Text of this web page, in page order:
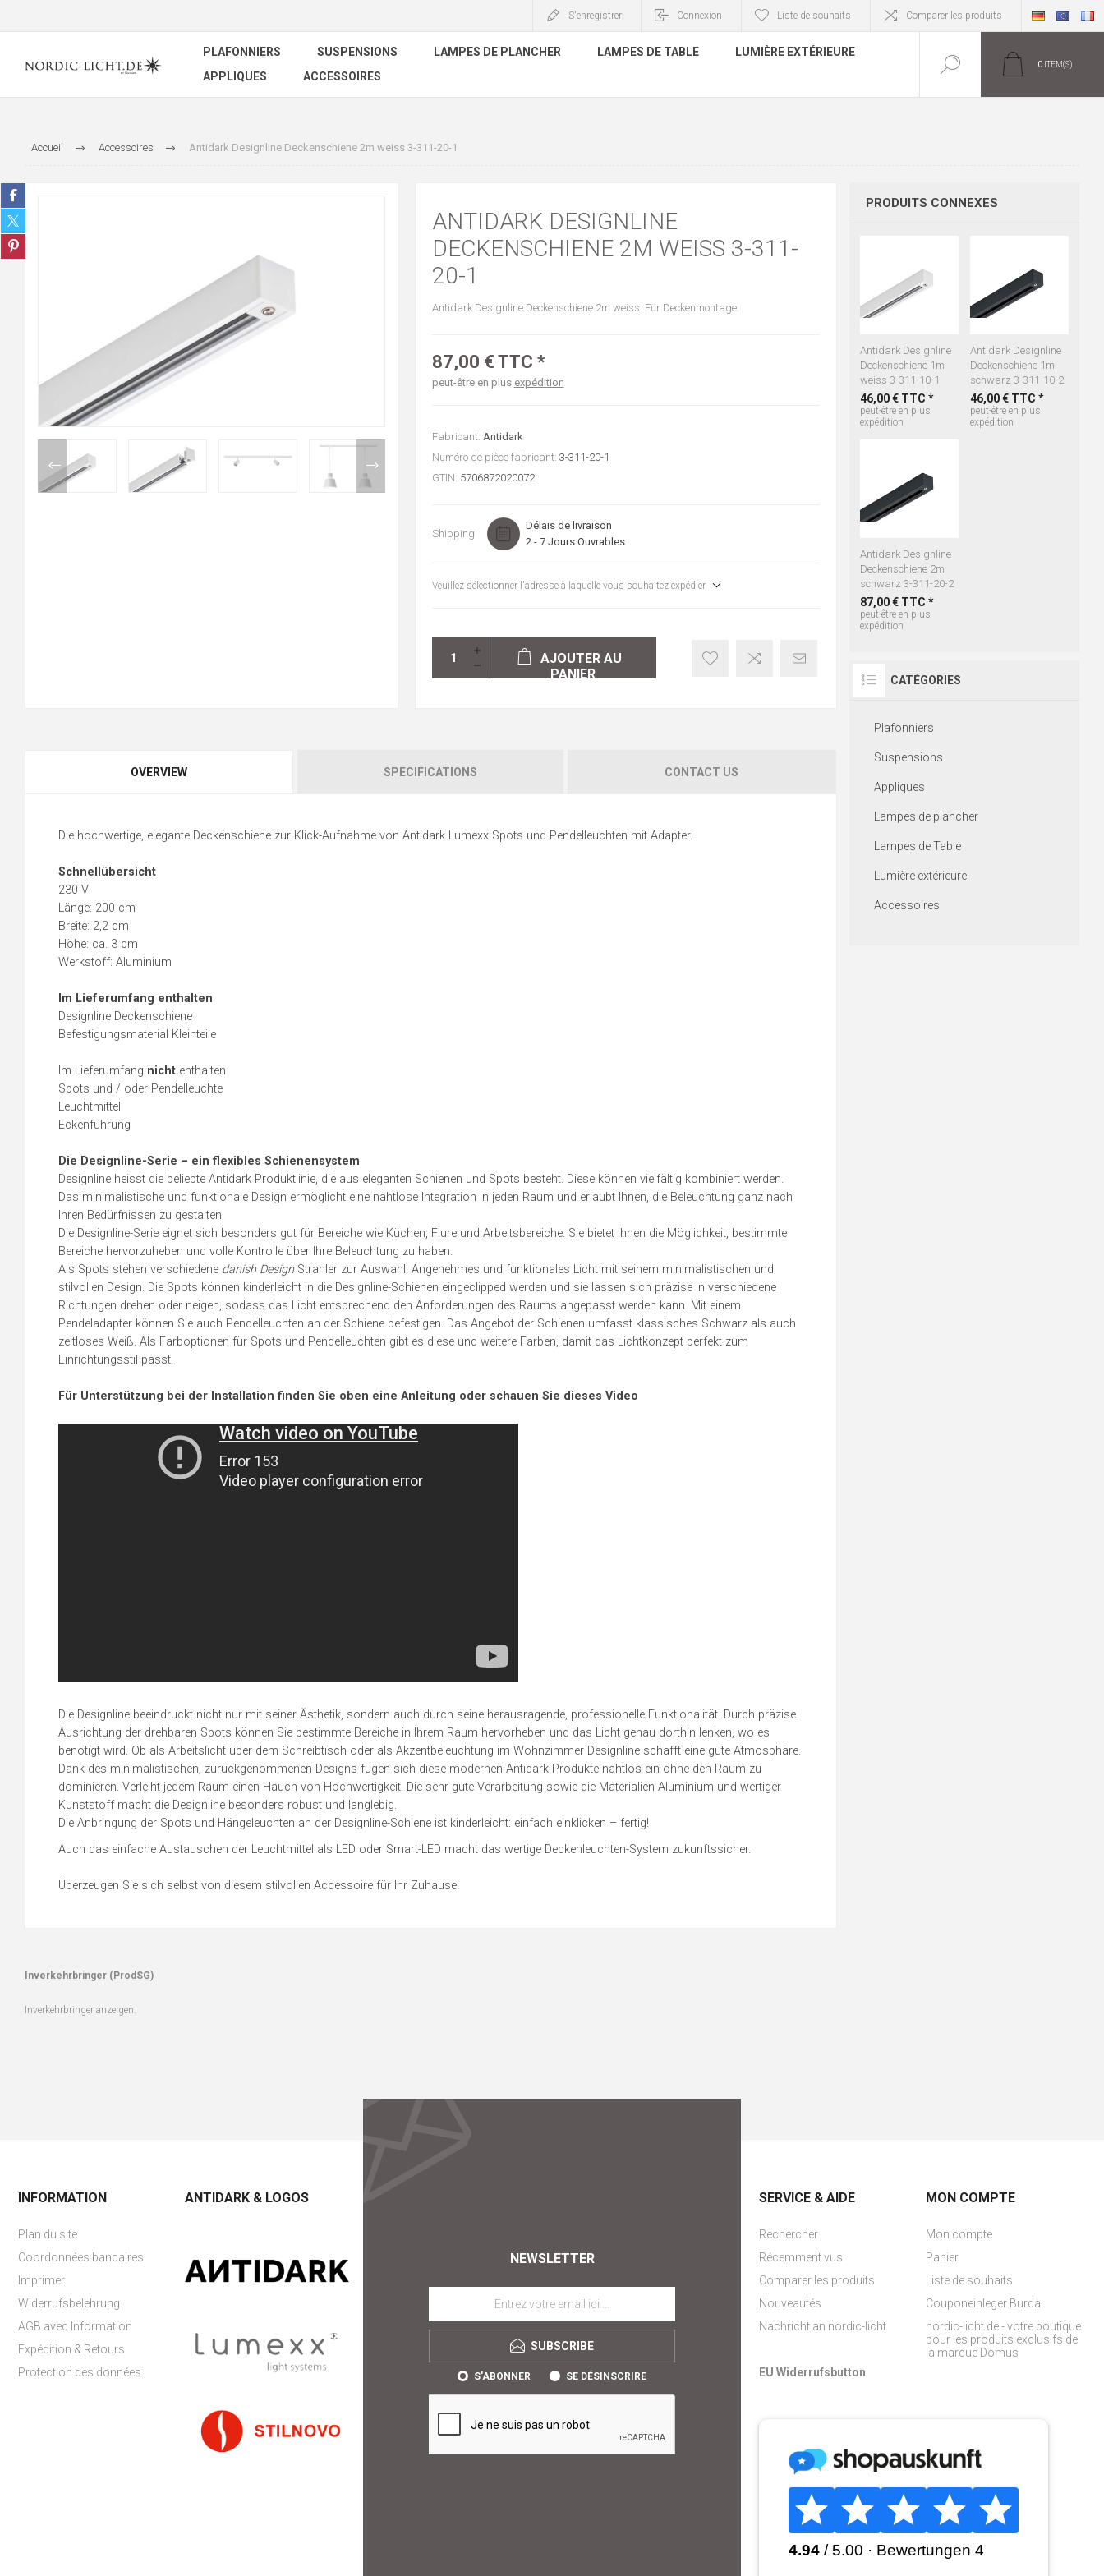
S'enregistrer Connexion Liste de souhaits Comparer les produits
PLAFONNIERS SUSPENSIONS LAMPES DE PLANCHER LAMPES DE TABLE
LUMIÈRE EXTÉRIEURE
APPLIQUES
ACCESSOIRES
0 ITEM(S)
Accueil Accessoires Antidark Designline Deckenschiene 2m weiss 3-311-20-1
ANTIDARK DESIGNLINE
DECKENSCHIENE 2M WEISS 3-311-
20-1
Antidark Designline Deckenschiene 2m weiss. Für Deckenmontage.
87,00 € TTC *
peut-être en plus expédition
Fabricant: Antidark
Numéro de pièce fabricant: 3-311-20-1
GTIN: 5706872020072
Shipping
Délais de livraison
2 - 7 Jours Ouvrables
Veuillez sélectionner l'adresse à laquelle vous souhaitez expédier
AJOUTER AU
PANIER
OVERVIEW SPECIFICATIONS CONTACT US
Die hochwertige, elegante Deckenschiene zur Klick-Aufnahme von Antidark Lumexx Spots und Pendelleuchten mit Adapter.
Schnellübersicht
230 V
Länge: 200 cm
Breite: 2,2 cm
Höhe: ca. 3 cm
Werkstoff: Aluminium
Im Lieferumfang enthalten
Designline Deckenschiene
Befestigungsmaterial Kleinteile
Im Lieferumfang nicht enthalten
Spots und / oder Pendelleuchte
Leuchtmittel
Eckenführung
Die Designline-Serie – ein flexibles Schienensystem
Designline heisst die beliebte Antidark Produktlinie, die aus eleganten Schienen und Spots besteht. Diese können vielfältig kombiniert werden.
Das minimalistische und funktionale Design ermöglicht eine nahtlose Integration in jeden Raum und erlaubt Ihnen, die Beleuchtung ganz nach
Ihren Bedürfnissen zu gestalten.
Die Designline-Serie eignet sich besonders gut für Bereiche wie Küchen, Flure und Arbeitsbereiche. Sie bietet Ihnen die Möglichkeit, bestimmte
Bereiche hervorzuheben und volle Kontrolle über Ihre Beleuchtung zu haben.
Als Spots stehen verschiedene danish DesignStrahler zur Auswahl. Angenehmes und funktionales Licht mit seinem minimalistischen und
stilvollen Design. Die Spots können kinderleicht in die Designline-Schienen eingeclipped werden und sie lassen sich präzise in verschiedene
Richtungen drehen oder neigen, sodass das Licht entsprechend den Anforderungen des Raums angepasst werden kann. Mit einem
Pendeladapter können Sie auch Pendelleuchten an der Schiene befestigen. Das Angebot der Schienen umfasst klassisches Schwarz als auch
zeitloses Weiß. Als Farboptionen für Spots und Pendelleuchten gibt es diese und weitere Farben, damit das Lichtkonzept perfekt zum
Einrichtungsstil passt.
Für Unterstützung bei der Installation finden Sie oben eine Anleitung oder schauen Sie dieses Video
Die Designline beeindruckt nicht nur mit seiner Ästhetik, sondern auch durch seine herausragende, professionelle Funktionalität. Durch präzise
Ausrichtung der drehbaren Spots können Sie bestimmte Bereiche in Ihrem Raum hervorheben und das Licht genau dorthin lenken, wo es
benötigt wird. Ob als Arbeitslicht über dem Schreibtisch oder als Akzentbeleuchtung im Wohnzimmer Designline schafft eine gute Atmosphäre.
Dank des minimalistischen, zurückgenommenen Designs fügen sich diese modernen Antidark Produkte nahtlos ein ohne den Raum zu
dominieren. Verleiht jedem Raum einen Hauch von Hochwertigkeit. Die sehr gute Verarbeitung sowie die Materialien Aluminium und wertiger
Kunststoff macht die Designline besonders robust und langlebig.
Die Anbringung der Spots und Hängeleuchten an der Designline-Schiene ist kinderleicht: einfach einklicken – fertig!
Auch das einfache Austauschen der Leuchtmittel als LED oder Smart-LED macht das wertige Deckenleuchten-System zukunftssicher.
Überzeugen Sie sich selbst von diesem stilvollen Accessoire für Ihr Zuhause.
PRODUITS CONNEXES
Antidark Designline
Deckenschiene 1m
weiss 3-311-10-1
46,00 € TTC *
peut-être en plus
expédition
Antidark Designline
Deckenschiene 1m
schwarz 3-311-10-2
46,00 € TTC *
peut-être en plus
expédition
Antidark Designline
Deckenschiene 2m
schwarz 3-311-20-2
87,00 € TTC *
peut-être en plus
expédition
CATÉGORIES
Plafonniers
Suspensions
Appliques
Lampes de plancher
Lampes de Table
Lumière extérieure
Accessoires
Inverkehrbringer (ProdSG)
Inverkehrbringer anzeigen.
NEWSLETTER
SUBSCRIBE
S'ABONNER SE DÉSINSCRIRE
INFORMATION
Plan du site
Coordonnées bancaires
Imprimer
Widerrufsbelehrung
AGB avec Information
Expédition & Retours
Protection des données
ANTIDARK & LOGOS SERVICE & AIDE
Rechercher
Récemment vus
Comparer les produits
Nouveautés
Nachricht an nordic-licht
EU Widerrufsbutton
MON COMPTE
Mon compte
Panier
Liste de souhaits
Couponeinleger Burda
nordic-licht.de - votre boutique
pour les produits exclusifs de
la marque Domus